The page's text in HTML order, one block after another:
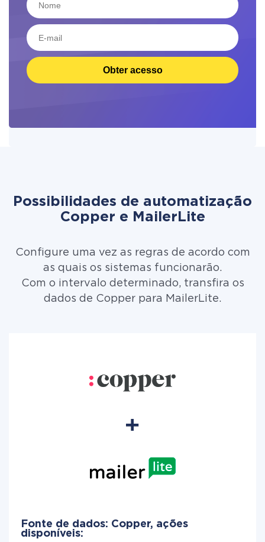
Obter acesso
Possibilidades de automatização
Copper e MailerLite
Configure uma vez as regras de acordo com
as quais os sistemas funcionarão.
Com o intervalo determinado, transfira os
dados de Copper para MailerLite.
Fonte de dados: Copper, ações
disponíveis: